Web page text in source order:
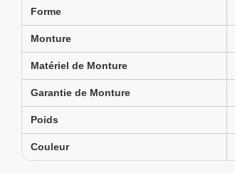
Forme
Monture
Matériel de Monture
Garantie de Monture
Poids
Couleur